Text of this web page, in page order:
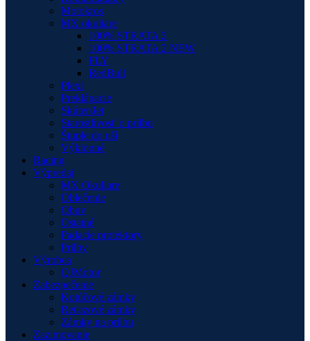
Motokros
MX okuliare
100% STRATA 2
100% STRATA 2 NEW
FLY
RedBull
Plexi
Preklápacie
Skúter/Jet
Starostlivosť o prilbu
Štuple do uší
Výklopné
Racing
Výpredaj
MX Okuliare
Oblečenie
Obuv
Ostatné
Padacie protektory
Prilby
Výrobca
QJMotor
Zabezpečenie
Kotúčové zámky
Reťazové zámky
Zámky na prilbu
Zazimovanie